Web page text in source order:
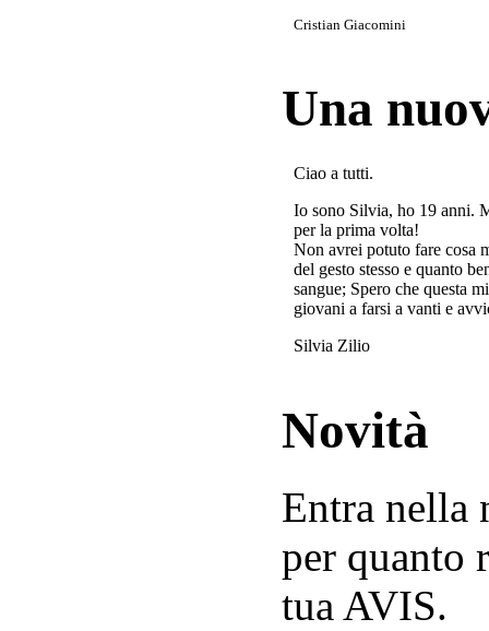
Cristian Giacomini
Una
Ciao a tutti.
Io sono Silvia, ho 19 anni.
per la prima volta!
Non avrei potuto fare cosa
del gesto stesso e quanto
sangue; Spero che questa
giovani a farsi a vanti e
Silvia Zilio
Novità
Entra nella
per quanto
tua AVIS.